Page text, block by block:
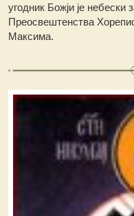
угодник Божји је небески
Преосвештенства
Максима.